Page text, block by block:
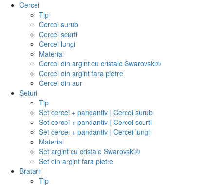
Cercei
Tip
Cercei surub
Cercei scurti
Cercei lungi
Material
Cercei din argint cu cristale Swarovski®
Cercei din argint fara pietre
Cercei din aur
Seturi
Tip
Set cercei + pandantiv | Cercei surub
Set cercei + pandantiv | Cercei scurti
Set cercei + pandantiv | Cercei lungi
Material
Set argint cu cristale Swarovski®
Set din argint fara pietre
Bratari
Tip